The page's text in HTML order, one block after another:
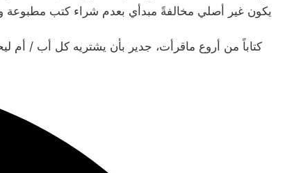
يكون غير أصلي مخالفةً مبدأي بعدم شراء كتب مطبوعة
كتاباً من أروع ماقرأت، جدير بأن يشتريه كل أب / أم